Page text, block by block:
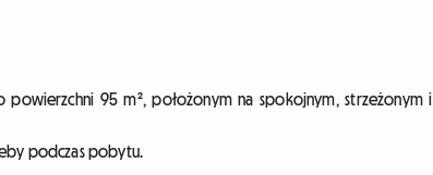
95 m², położonym na spokojnym, strzeżonym i
podczas pobytu.